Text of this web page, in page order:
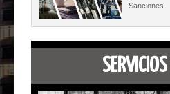
Sanciones
SERVICIOS